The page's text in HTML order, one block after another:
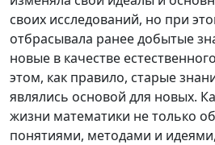
своих исследований, но при
отбрасывала ранее добытые
новые в качестве
этом, как правило, старые
являлись основой для новых.
жизни математики не только
понятиями, методами и